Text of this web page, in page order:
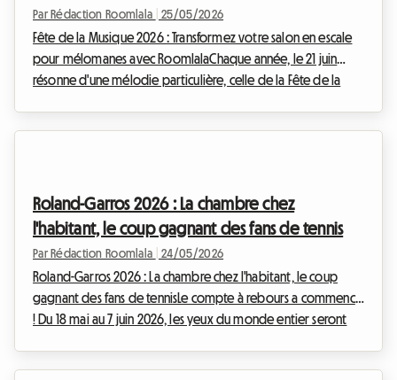
Par Rédaction Roomlala 25/05/2026
Fête de la Musique 2026 : Transformez votre salon en escale
pour mélomanes avec RoomlalaChaque année, le 21 juin
résonne d'une mélodie particulière, celle de la Fête de la
de la musique directement chez...
Roland-Garros 2026 : La chambre chez
l'habitant, le coup gagnant des fans de tennis
Par Rédaction Roomlala 24/05/2026
Roland-Garros 2026 : La chambre chez l'habitant, le coup
gagnant des fans de tennisLe compte à rebours a commencé
! Du 18 mai au 7 juin 2026, les yeux du monde entier seront